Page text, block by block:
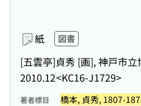
紙 図書
[五雲亭]貞秀 [画], 神戸市立
2010.12<KC16-J1729>
著者標目 橋本, 貞秀, 1807-